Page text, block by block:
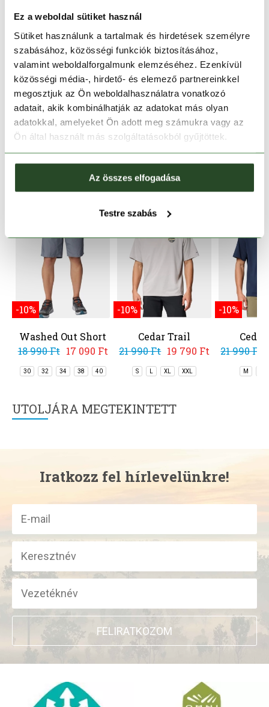
Ez a weboldal sütiket használ
Sütiket használunk a tartalmak és hirdetések személyre
szabásához, közösségi funkciók biztosításához,
valamint weboldalforgalmunk elemzéséhez. Ezenkívül
közösségi média-, hirdető- és elemező partnereinkkel
megosztjuk az Ön weboldalhasználatra vonatkozó
adatait, akik kombinálhatják az adatokat más olyan
adatokkal, amelyeket Ön adott meg számukra vagy az
Ön által használt más szolgáltatásokból gyűjtöttek.
Az összes elfogadása
Testre szabás
TERMÉKLEÍRÁS
TERMÉK RÉSZLETEK
1-2 munkanapos szállítás
Ingyenes kiszállítás 15 000 Ft felett
HOZZÁ AJÁNLJUK
-10%
Washed Out Short
18 990 Ft 17 090 Ft
30 32 34 38 40
-10%
Cedar Trail
Graphic Tee
21 990 Ft 19 790 Ft
S XL XXL
-10%
21 990 Ft
M
UTOLJÁRA MEGTEKINTETT
Iratkozz fel hírlevelünkre!
FELIRATKOZOM